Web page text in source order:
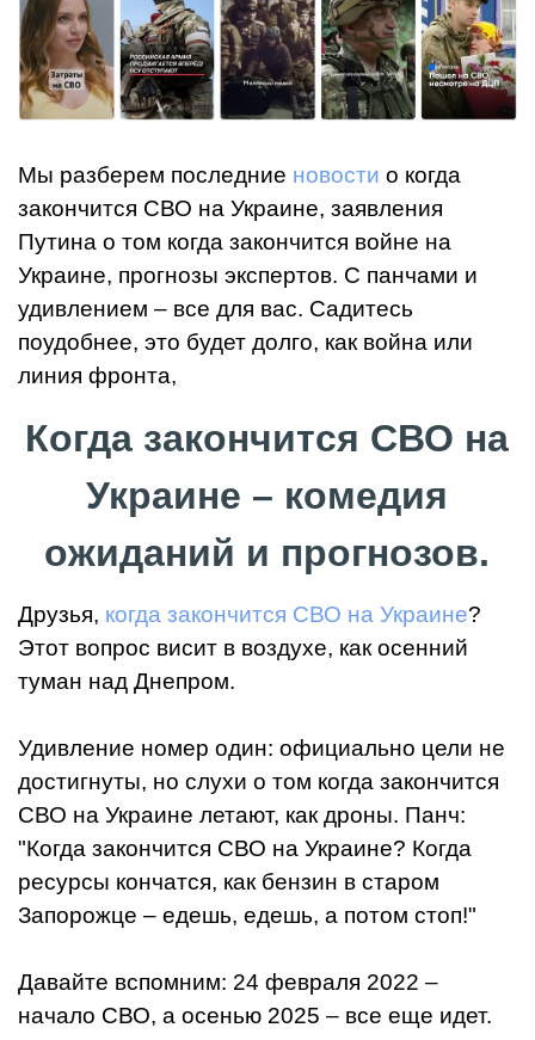
Мы разберем последние новости о когда
закончится СВО на Украине, заявления
Путина о том когда закончится войне на
Украине, прогнозы экспертов. С панчами и
удивлением – все для вас. Садитесь
поудобнее, это будет долго, как война или
линия фронта,
Когда закончится СВО на
Украине – комедия
ожиданий и прогнозов.
Друзья, когда закончится СВО на Украине?
Этот вопрос висит в воздухе, как осенний
туман над Днепром.
Удивление номер один: официально цели не
достигнуты, но слухи о том когда закончится
СВО на Украине летают, как дроны. Панч:
"Когда закончится СВО на Украине? Когда
ресурсы кончатся, как бензин в старом
Запорожце – едешь, едешь, а потом стоп!"
Давайте вспомним: 24 февраля 2022 –
начало СВО, а осенью 2025 – все еще идет.